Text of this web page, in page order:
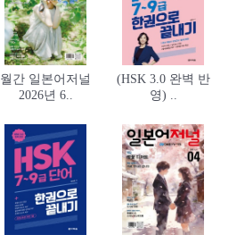
월간 일본어저널
2026년 6..
(HSK 3.0 완벽 반
영) ..